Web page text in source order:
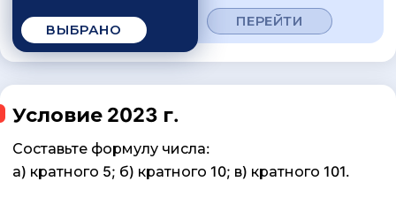
ВЫБРАНО
ПЕРЕЙТИ
Условие 2023 г.
Составьте формулу числа:
а) кратного 5; б) кратного 10; в) кратного 101.